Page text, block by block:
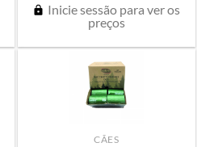
Inicie sessão para ver os
preços
CÃES